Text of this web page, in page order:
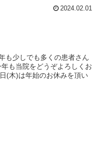
2024.02.01